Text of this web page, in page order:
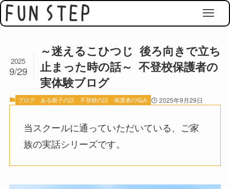
～迷えるこひつじ 後ろ向きで立ち
止まった時の話～ 不登校保護者の
実体験ブログ
2025
9/29
ブログ ある親子の話 不登校の話 保護者の悩み 2025年9月29日
当スクールに通っていただいている、ご家
族の実話シリーズです。